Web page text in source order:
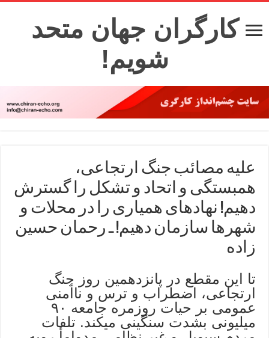
کارگران جهان متحد
شویم!
علیه مصائب جنگ ارتجاعی،
همبستگی و اتحاد و تشکل را گسترش
دهیم! نهادهای همیاری را در محلات و
شهرها سازمان دهیم! ـ رحمان حسین
زاده
تا این مقطع در پانزدهمین روز جنگ
ارتجاعی، اضطراب و ترس و ناأمنی
عمومی بر حیات روزمره جامعه ٩٠
میلیونی بشدت سنگینی میکند. تلفات